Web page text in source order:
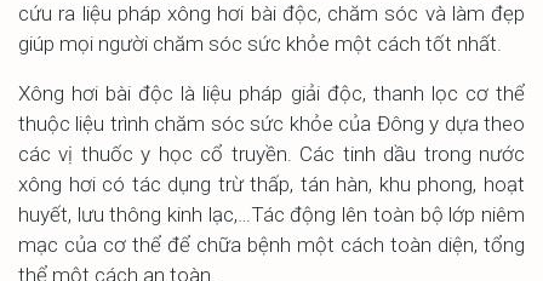
cứu ra liệu pháp xông hơi bài độc, chăm sóc và làm đẹp
giúp mọi người chăm sóc sức khỏe một cách tốt nhất.
Xông hơi bài độc là liệu pháp giải độc, thanh lọc cơ thể
thuộc liệu trình chăm sóc sức khỏe của Đông y dựa theo
các vị thuốc y học cổ truyền. Các tinh dầu trong nước
xông hơi có tác dụng trừ thấp, tán hàn, khu phong, hoạt
huyết, lưu thông kinh lạc,…Tác động lên toàn bộ lớp niêm
mạc của cơ thể để chữa bệnh một cách toàn diện, tổng
thể một cách an toàn.